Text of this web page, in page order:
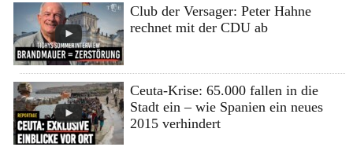
Club der Versager: Peter Hahne
rechnet mit der CDU ab
Ceuta-Krise: 65.000 fallen in die
Stadt ein – wie Spanien ein neues
2015 verhindert